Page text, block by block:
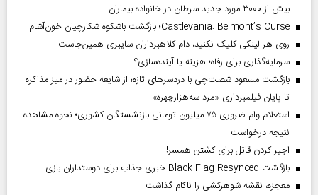
بیش از ۳۰۰۰ مورد جدید سرطان در خانواده بیماران
Castlevania: Belmont’s Curse؛ بازگشت باشکوه شکارچیان خون‌آشام
روی هر لینکی کلیک نکنید، دام کلاهبرداران سایبری همین‌جاست
سرمایه‌گذاری برای رفاه؛ هزینه یا آینده‌سازی؟
بازگشت مسعود شصت‌چی با دردسر‌های تازه؛ از شایعه حضور در میز مذاکره
تا پایان فیلمبرداری «مرد سه‌هزارچهره»
استعلام وام ضروری ۷۵ میلیون تومانی بازنشستگان کشوری؛ نحوه مشاهده
نتیجه درخواست
اجیر کردن قاتل برای کشتن همسر!
بازگشت Black Flag Resynced خبری جذاب برای دوستداران بازی
معجزه، نقشه شوهرکشی را ناکام گذاشت